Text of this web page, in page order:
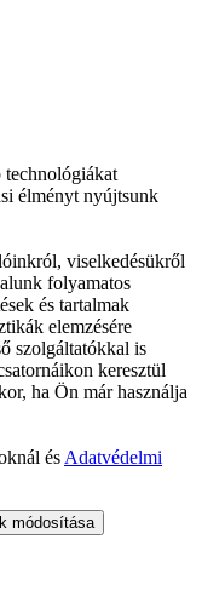
technológiákat
élményt nyújtsunk
viselkedésükről
folyamatos
és tartalmak
elemzésére
szolgáltatókkal is
keresztül
ha Ön már használja
ésAdatvédelmi
módosítása